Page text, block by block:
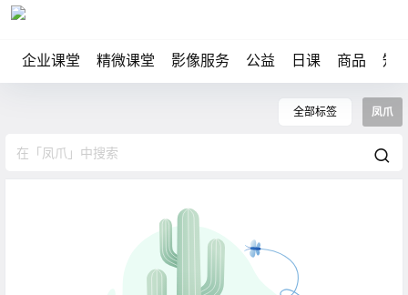
企业课堂 精微课堂 影像服务 公益 日课 商品 知
全部标签 凤爪